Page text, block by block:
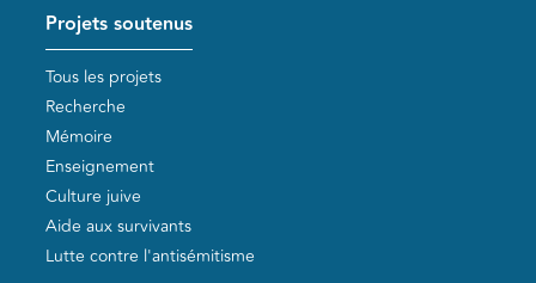
Projets soutenus
Tous les projets
Recherche
Mémoire
Enseignement
Culture juive
Aide aux survivants
Lutte contre l'antisémitisme